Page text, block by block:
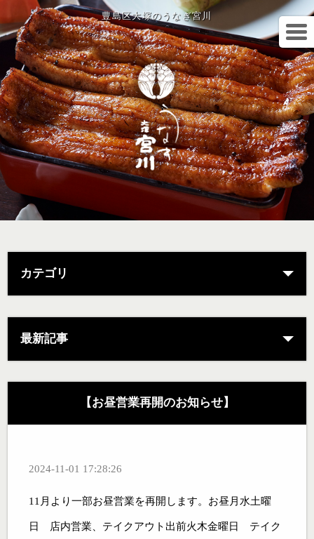
豊島区大塚のうなぎ宮川
カテゴリ
最新記事
【お昼営業再開のお知らせ】
2024-11-01 17:28:26
11月より一部お昼営業を再開します。お昼月水土曜
日 店内営業、テイクアウト出前火木金曜日 テイク